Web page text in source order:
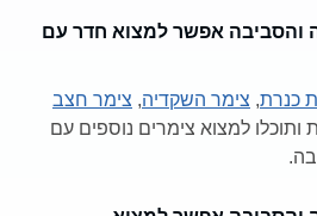
והסביבה אפשר למצוא חדר עם
כנרת, צימר השקדיה, צימר חצב
למצוא צימרים נוספים עם